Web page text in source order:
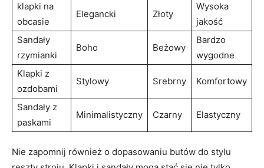
klapki na
obcasie
Elegancki Złoty
Wysoka
jakość
Sandały
rzymianki
Boho Beżowy
Bardzo
wygodne
Klapki z
ozdobami
Stylowy Srebrny Komfortowy
Sandały z
paskami
Minimalistyczny Czarny Elastyczny
Nie zapomnij również o dopasowaniu butów do stylu